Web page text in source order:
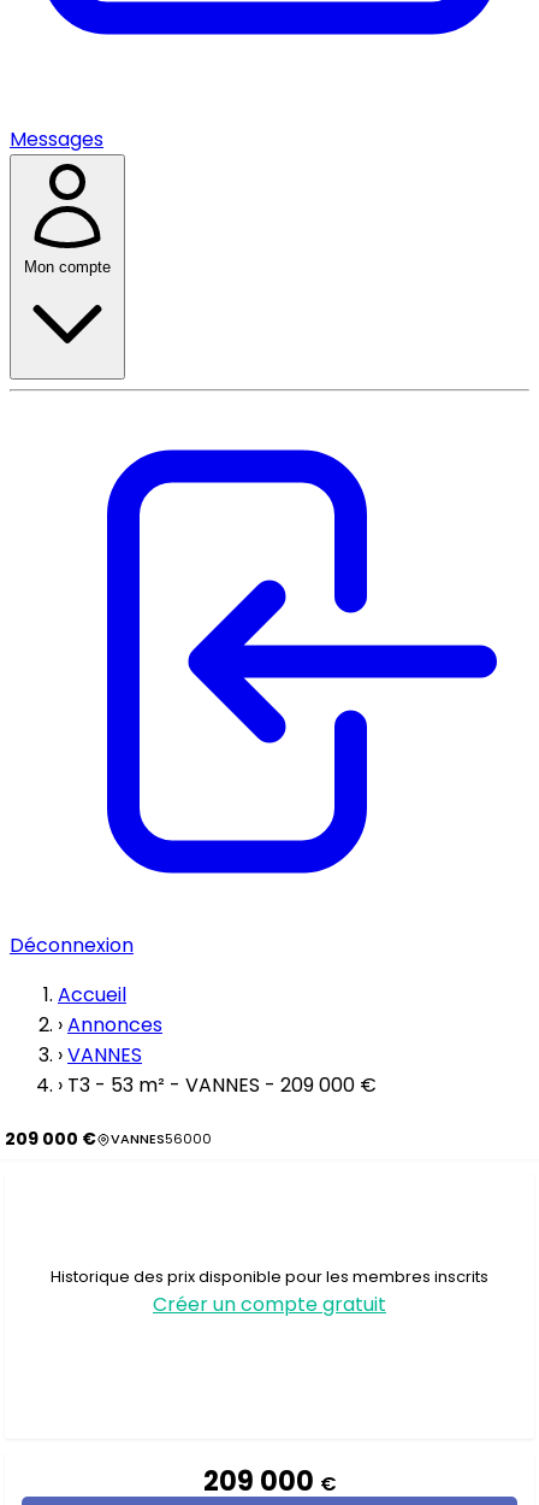
Messages
Mon compte
Déconnexion
Accueil
›Annonces
›VANNES
› T3 - 53 m² - VANNES - 209 000 €
209 000 € VANNES56000
Historique des prix disponible pour les membres inscrits
Créer un compte gratuit
209 000 €